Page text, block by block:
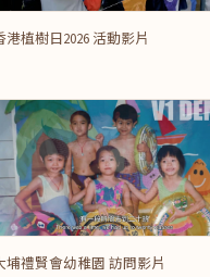
港植樹日2026 活動影片
埔禮賢會幼稚園 訪問影片